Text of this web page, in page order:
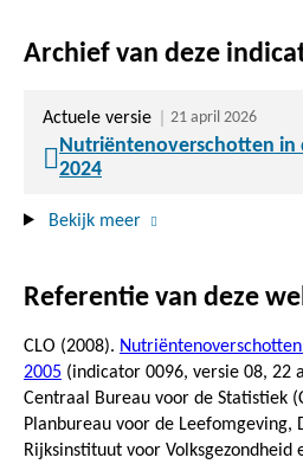
Archief van deze
Actuele versie 21 april 2026
Nutriëntenoverschotten in
2024
Bekijk meer
Referentie van deze
CLO (2008).
2005 (indicator 0096, versie 08, 22
Centraal Bureau voor de Statistiek
Planbureau voor de Leefomgeving,
Rijksinstituut voor